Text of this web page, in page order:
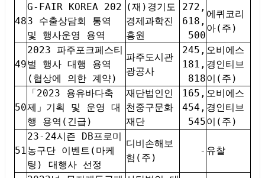
48
G-FAIR KOREA 202
3 수출상담회 통역
및 행사운영 용역
(재)경기도
경제과학진
흥원
272,
618,
500
에퀴코리
아(주)
49
2023 파주포크페스티
벌 행사 대행 용역
(협상에 의한 계약)
파주도시관
광공사
245,
181,
818
오비에스
경인티브
이(주)
50
「2023 용유바다축
제」기획 및 운영 대
행 용역(긴급)
재단법인인
천중구문화
재단
165,
454,
545
오비에스
경인티브
이(주)
51
23-24시즌 DB프로미
농구단 이벤트(마케
팅) 대행사 선정
디비손해보
험(주)
- 유찰